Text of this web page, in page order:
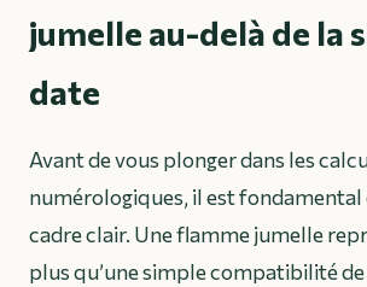
jumelle au-delà de la
date
Avant de vous plonger dans les
numérologiques, il est fondamental
cadre clair. Une flamme jumelle
plus qu’une simple compatibilité